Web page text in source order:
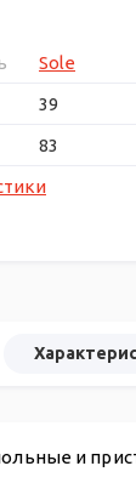
Sole
39
83
и